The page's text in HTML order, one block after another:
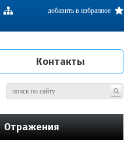
добавить в избранное
Контакты
Отражения